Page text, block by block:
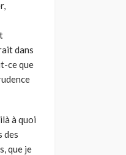
dans
ce que
à quoi
des
que je